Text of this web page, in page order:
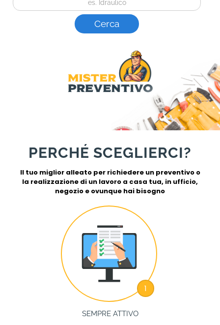
PERCHÉ SCEGLIERCI?
Il tuo miglior alleato per richiedere un preventivo o
la realizzazione di un lavoro a casa tua, in ufficio,
negozio e ovunque hai bisogno
1
SEMPRE ATTIVO